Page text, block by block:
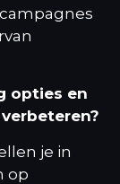
opties en
je in
op